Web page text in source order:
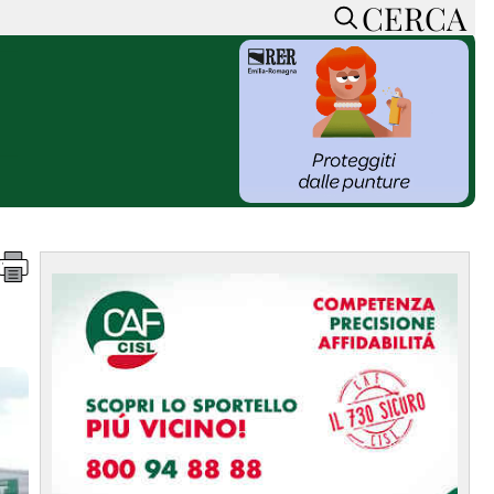
CERCA
ACCEDI o REGISTRATI
SOSTIENI LA PRESSA
CONOSCI LA PRESSA
PRIVACY POLICY
MAPPA DEL SITO
NORMATIVE
DEONTOLOGICHE
CERCA